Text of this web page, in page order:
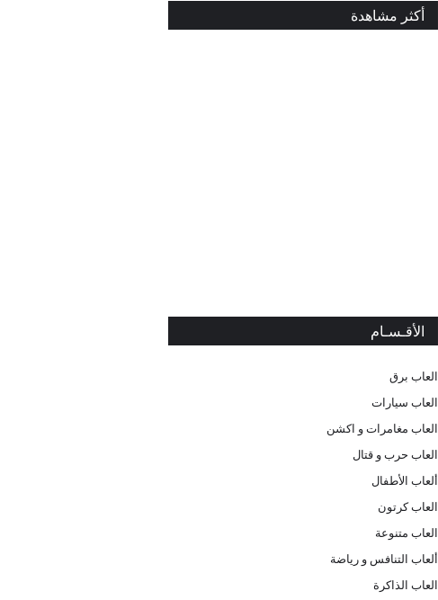
أكثر مشاهدة
الأقـسـام
العاب برق
العاب سيارات
العاب مغامرات و اكشن
العاب حرب و قتال
ألعاب الأطفال
العاب كرتون
العاب متنوعة
ألعاب التنافس و رياضة
العاب الذاكرة